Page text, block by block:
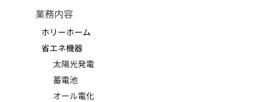
業務内容
ホリーホーム
省エネ機器
太陽光発電
蓄電池
オール電化